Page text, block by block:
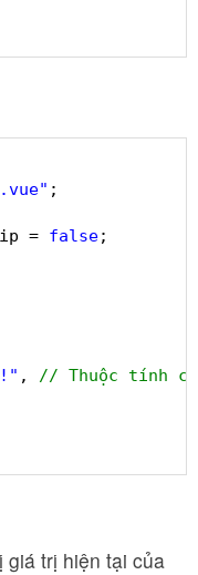
;
= false;
, // Thuộc tính
giá trị hiện tại của